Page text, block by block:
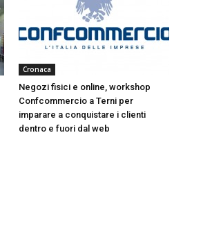
Cronaca
Negozi fisici e online, workshop
Confcommercio a Terni per
imparare a conquistare i clienti
dentro e fuori dal web